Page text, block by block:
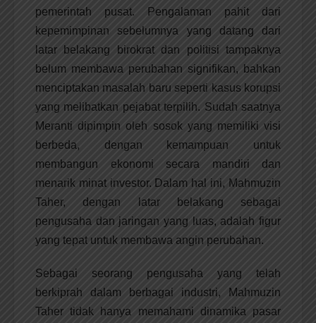
pemerintah pusat. Pengalaman pahit dari
kepemimpinan sebelumnya yang datang dari
latar belakang birokrat dan politisi tampaknya
belum membawa perubahan signifikan, bahkan
menciptakan masalah baru seperti kasus korupsi
yang melibatkan pejabat terpilih. Sudah saatnya
Meranti dipimpin oleh sosok yang memiliki visi
berbeda, dengan kemampuan untuk
membangun ekonomi secara mandiri dan
menarik minat investor. Dalam hal ini, Mahmuzin
Taher, dengan latar belakang sebagai
pengusaha dan jaringan yang luas, adalah figur
yang tepat untuk membawa angin perubahan.
Sebagai seorang pengusaha yang telah
berkiprah dalam berbagai industri, Mahmuzin
Taher tidak hanya memahami dinamika pasar